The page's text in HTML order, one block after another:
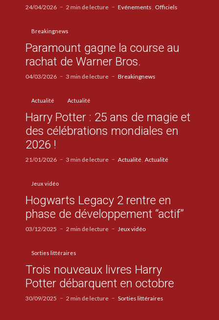
24/04/2026 2 min de lecture Evénements Officiels
Breakingnews
Paramount gagne la course au
rachat de Warner Bros.
04/03/2026 3 min de lecture Breakingnews
Actualité Actualité
Harry Potter : 25 ans de magie et
des célébrations mondiales en
2026 !
21/01/2026 3 min de lecture Actualité Actualité
Jeux vidéo
Hogwarts Legacy 2 rentre en
phase de développement “actif”
03/12/2025 2 min de lecture Jeux vidéo
Sorties littéraires
Trois nouveaux livres Harry
Potter débarquent en octobre
30/09/2025 2 min de lecture Sorties littéraires